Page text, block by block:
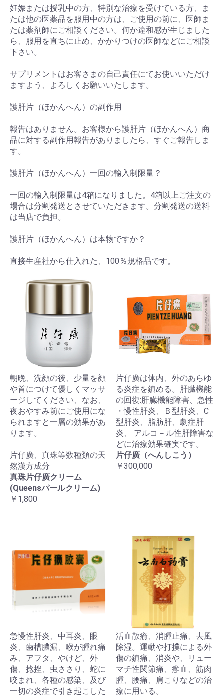
妊娠または授乳中の方、特別な治療を受けている方、ま
たは他の医薬品を服用中の方は、ご使用の前に、医師ま
たは薬剤師にご相談ください。何か違和感が生じました
ら、服用を直ちに止め、かかりつけの医師などにご相談
下さい。
サプリメントはお客さまの自己責任にてお使いいただけ
ますよう、よろしくお願いいたします。
護肝片（ほかんへん）の副作用
報告はありません。お客様から護肝片（ほかんへん）商
品に対する副作用報告がありましたら、すぐご報告しま
す。
護肝片（ほかんへん）一回の輸入制限量？
一回の輸入制限量は4箱になりました。4箱以上ご注文の
場合は分割発送とさせていただきます。分割発送の送料
は当店で負担。
護肝片（ほかんへん）は本物ですか？
直接生産社から仕入れた、100％規格品です。
朝晩、洗顔の後、少量を顔
や首につけて優しくマッサ
ージしてください、なお、
夜おやすみ前にご使用にな
られますと一層の効果があ
ります。
片仔廣、真珠等数種類の天
然漢方成分
真珠片仔廣クリーム
(Queensパールクリーム)
￥1,800
片仔廣は体内、外のあらゆ
る炎症を鎮める。肝臓機能
の回復:肝臓機能障害、急性
・慢性肝炎、Ｂ型肝炎、C
型肝炎、脂肪肝、劇症肝
炎、 アルコ－ル性肝障害な
どに治療効果確実です。
片仔廣（へんしこう）
￥300,000
急慢性肝炎、中耳炎、眼
炎、歯槽膿漏、喉が腫れ痛
み、アフタ、やけど、外
傷、捻挫、虫ささり、蛇に
咬まれ、各種の感染、及び
一切の炎症で引き起こした
活血散瘉、消腫止痛、去風
除湿。運動や打撲による外
傷の鎮痛、消炎や、リュー
マチ性関節痛、癰血、筋肉
腫、腰痛、肩こりなどの治
療に用いる。